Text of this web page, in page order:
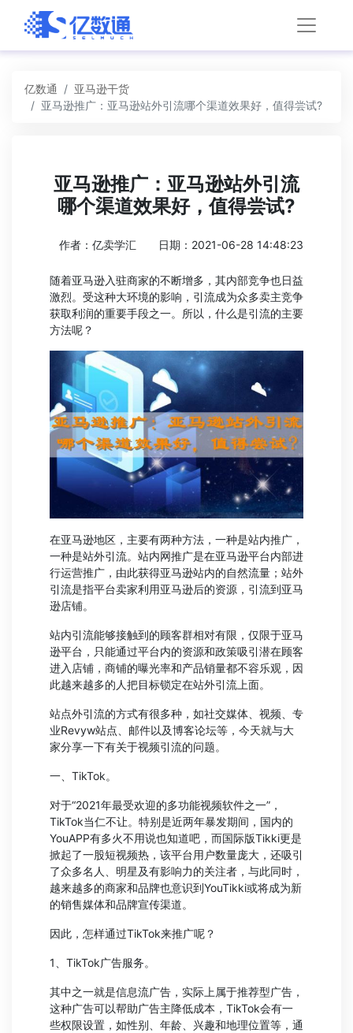
亿数通
亚马逊干货
亚马逊推广：亚马逊站外引流哪个渠道效果好，值得尝试?
亚马逊推广：亚马逊站外引流
哪个渠道效果好，值得尝试?
作者：亿卖学汇 日期：2021-06-28 14:48:23
随着亚马逊入驻商家的不断增多，其内部竞争也日益
激烈。受这种大环境的影响，引流成为众多卖主竞争
获取利润的重要手段之一。所以，什么是引流的主要
方法呢？
在亚马逊地区，主要有两种方法，一种是站内推广，
一种是站外引流。站内网推广是在亚马逊平台内部进
行运营推广，由此获得亚马逊站内的自然流量；站外
引流是指平台卖家利用亚马逊后的资源，引流到亚马
逊店铺。
站内引流能够接触到的顾客群相对有限，仅限于亚马
逊平台，只能通过平台内的资源和政策吸引潜在顾客
进入店铺，商铺的曝光率和产品销量都不容乐观，因
此越来越多的人把目标锁定在站外引流上面。
站点外引流的方式有很多种，如社交媒体、视频、专
业Revyw站点、邮件以及博客论坛等，今天就与大
家分享一下有关于视频引流的问题。
一、TikTok。
对于“2021年最受欢迎的多功能视频软件之一”，
TikTok当仁不让。特别是近两年暴发期间，国内的
YouAPP有多火不用说也知道吧，而国际版Tikki更是
掀起了一股短视频热，该平台用户数量庞大，还吸引
了众多名人、明星及有影响力的关注者，与此同时，
越来越多的商家和品牌也意识到YouTikki或将成为新
的销售媒体和品牌宣传渠道。
因此，怎样通过TikTok来推广呢？
1、TikTok广告服务。
其中之一就是信息流广告，实际上属于推荐型广告，
这种广告可以帮助广告主降低成本，TikTok会有一
些权限设置，如性别、年龄、兴趣和地理位置等，通